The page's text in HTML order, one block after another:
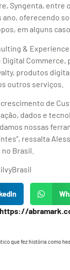
Syngenta,
oferecendo
em alguns
&
Commerce,
produtos
outros serviços.
crescimento de
dados e
nossas
ressalta
Brasil.
https://